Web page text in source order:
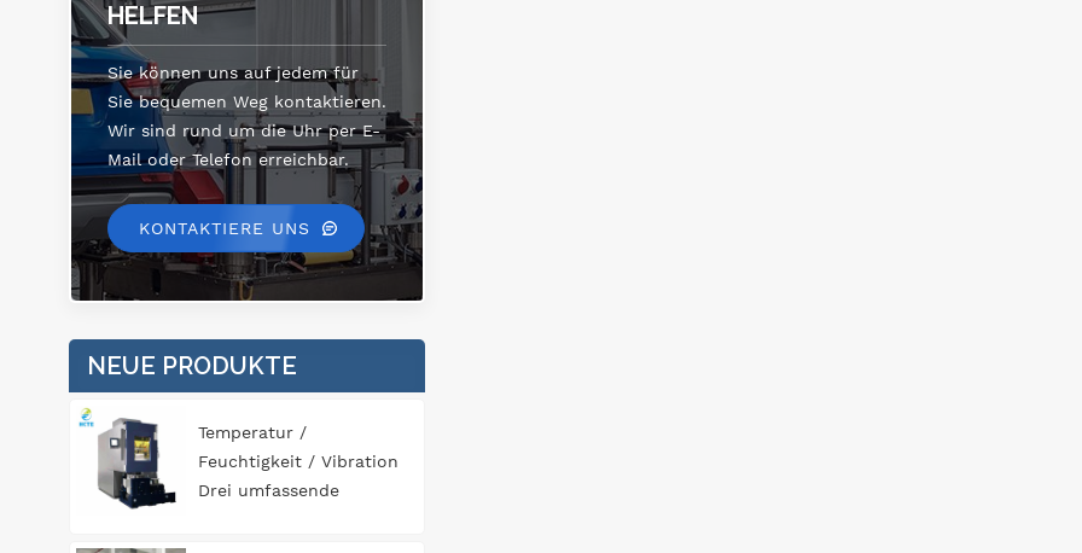
HELFEN
Sie können uns auf jedem für
Sie bequemen Weg kontaktieren.
Wir sind rund um die Uhr per E-
Mail oder Telefon erreichbar.
KONTAKTIERE UNS
NEUE PRODUKTE
Temperatur /
Feuchtigkeit / Vibration
Drei umfassende